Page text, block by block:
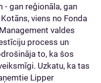
- gan reģionāla, gan
viens no Fonda
valdes
process un
to, ka šos
Uzkatu, ka tas
Lipper